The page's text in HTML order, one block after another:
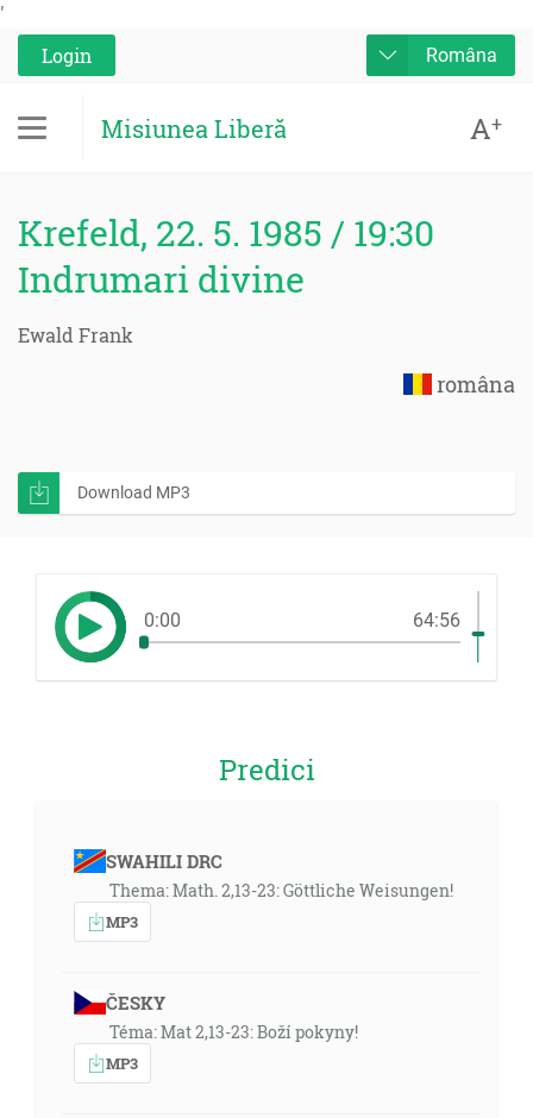
'
Login
Româna
Misiunea Liberă A+
Krefeld, 22. 5. 1985 / 19:30
Indrumari divine
Ewald Frank
româna
Download MP3
0:00 64:56
Predici
SWAHILI DRC
Thema: Math. 2,13-23: Göttliche Weisungen!
MP3
ČESKY
Téma: Mat 2,13-23: Boží pokyny!
MP3